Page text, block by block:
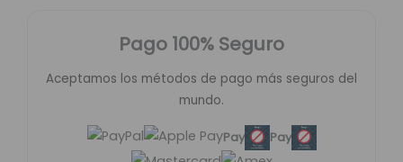
Pago 100% Seguro
Aceptamos los métodos de pago más seguros del
mundo.
Pay Pay